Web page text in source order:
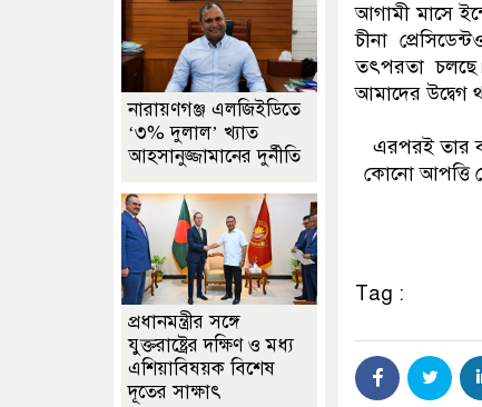
আগামী মাসে
চীনা
তৎপরতা
আমাদের উদ্বেগ
এরপরই তার
কোনো আপত্তি
Tag :
নারায়ণগঞ্জ এলজিইডিতে
‘৩% দুলাল’ খ্যাত
আহসানুজ্জামানের দুর্নীতি
প্রধানমন্ত্রীর সঙ্গে
যুক্তরাষ্ট্রের দক্ষিণ ও মধ্য
এশিয়াবিষয়ক বিশেষ
দূতের সাক্ষাৎ